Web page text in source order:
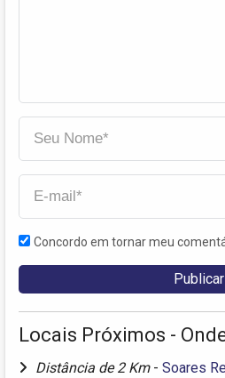
Concordo em tornar meu
Locais Próximos -
Distância de 2 Km - Soares